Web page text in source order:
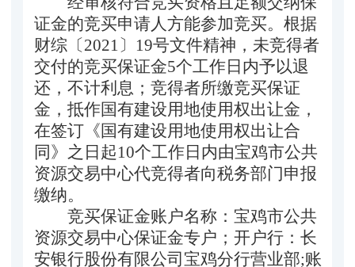
证金的竞买申请人方能参加竞买。根据
财综〔2021〕19号文件精神，未竞得者
交付的竞买保证金5个工作日内予以退
还，不计利息；竞得者所缴竞买保证
金，抵作国有建设用地使用权出让金 ，
在签订《国有建设用地使用权出让合
同》之日起10个工作日内由宝鸡市公共
资源交易中心代竞得者向税务部门申报
缴纳。
竞买保证金账户名称：宝鸡市公共
资源交易中心保证金专户 ；开户行：长
安银行股份有限公司宝鸡分行营业部;账